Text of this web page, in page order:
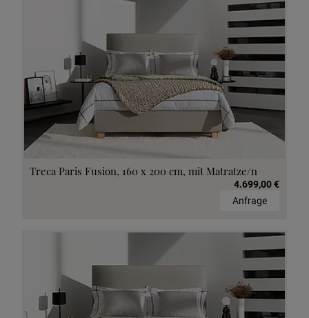
Treca Paris Fusion, 160 x 200 cm, mit Matratze/n
4.699,00 €
Anfrage